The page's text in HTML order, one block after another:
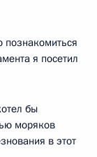
познакомиться
я посетил
бы
моряков
в этот